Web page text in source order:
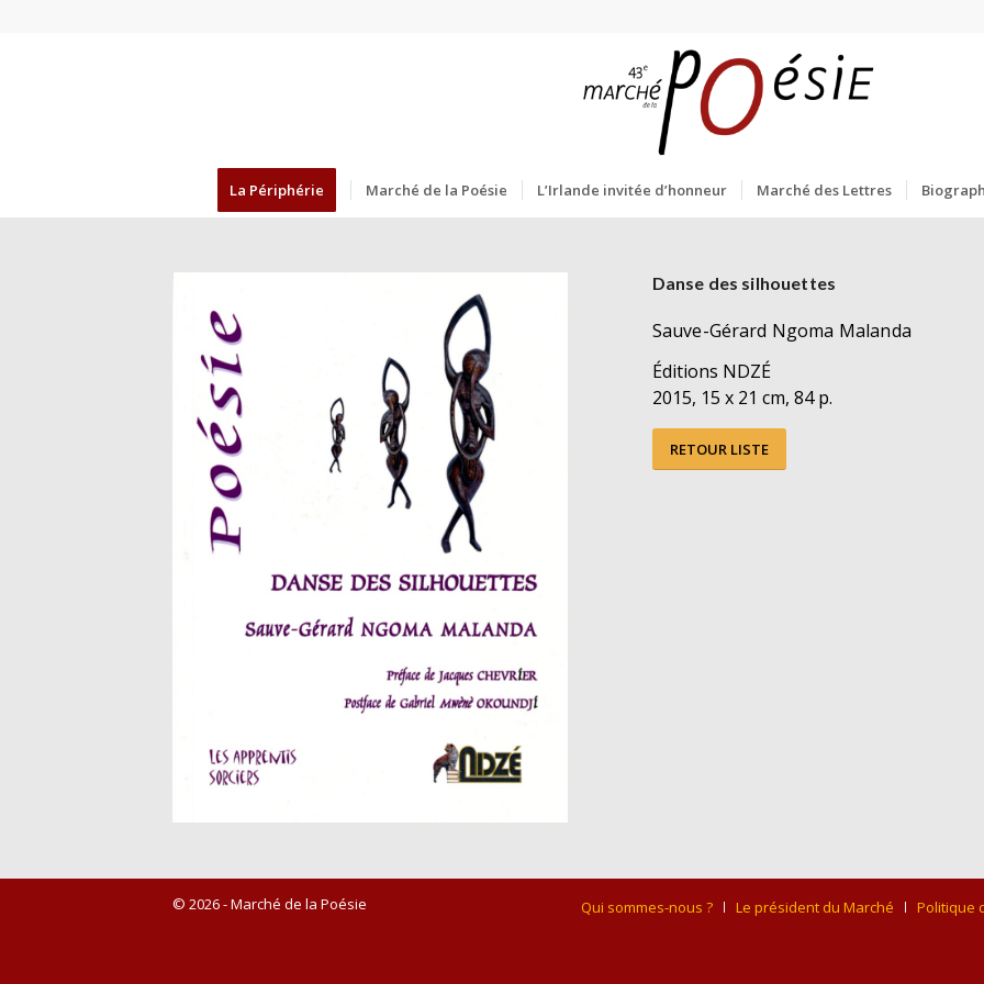
La Périphérie Marché de la Poésie L’Irlande invitée d’honneur Marché des Lettres
Danse des silhouettes
Sauve-Gérard Ngoma Malanda
Éditions NDZÉ
2015, 15 x 21 cm, 84 p.
RETOUR LISTE
© 2026 - Marché de la Poésie Qui sommes-nous ? Le président du Marché Politique